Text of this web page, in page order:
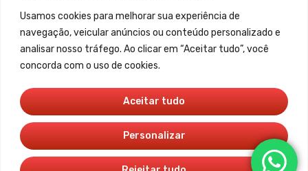
Usamos cookies para melhorar sua experiência de
navegação, veicular anúncios ou conteúdo personalizado e
analisar nosso tráfego. Ao clicar em “Aceitar tudo”, você
concorda com o uso de cookies.
Personalizar
Aceitar tudo
(61) 99202-4089
(61) 99202-4089
contato@vocemeb.com.br
Asa Sul – Brasília/DF
Termos de Uso